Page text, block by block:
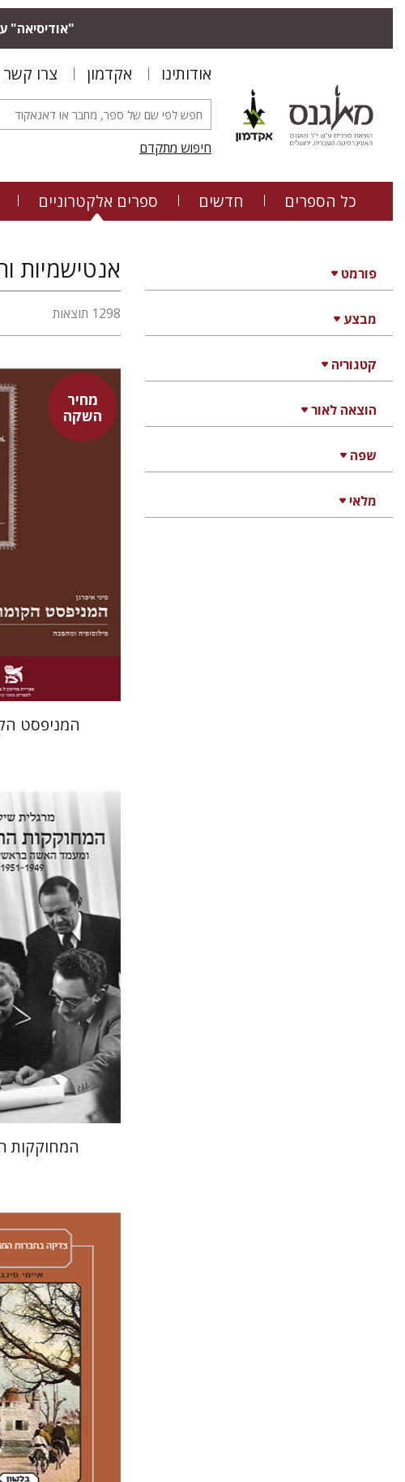
"אודיסיאה"
אודותינו אקדמון צרו קשר
חיפוש מתקדם
כל הספרים חדשים ספרים אלקטרוניים
פורמט
מבצע
קטגוריה
הוצאה לאור
שפה
מלאי
אנטישמיות
1298 תוצאות
מחיר
השקהפיני איפרגן
מחיר
המניפסט
מרגלית שילה
הנחת אתר
$42
המחוקקות
איימי סינגר
יצחק חן
אבנר
אליאב-פלדון
רענן ריין
דורון מגן
הנחת אתר